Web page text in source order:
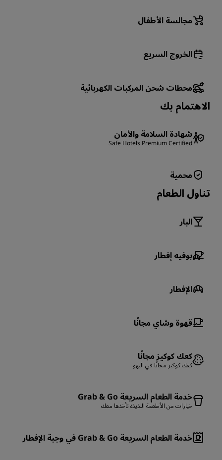
مجالسة الأطفال
الخروج السريع
محطات شحن المركبات الكهربائية
الاهتمام بك
شهادة السلامة والأمان
Safe Hotels Premium Certified
محمية
تناول الطعام
البار
بوفيه إفطار
الإفطار
قهوة وشاي مجانًا
كعك كوكيز مجانًا
كعك كوكيز مجانًا في البهو
خدمة الطعام السريعة Grab & Go
خيارات من الأطعمة اللذيذة تأخذها معك
خدمة الطعام السريعة Grab & Go في وجبة الإفطار